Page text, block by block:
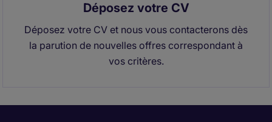
Déposez votre CV
Déposez votre CV et nous vous contacterons dès
la parution de nouvelles offres correspondant à
vos critères.